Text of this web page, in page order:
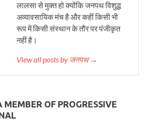
लालसा से मुक्त हो क्योंकि जनपथ विशुद्ध
अव्यावसायिक मंच है और कहीं किसी भी
रूप में किसी संस्थान के तौर पर पंजीकृत
नहीं है।
View all posts by जनपथ →
MEMBER OF PROGRESSIVE